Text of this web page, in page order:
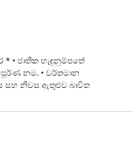
* • ජාතික හැඳුනුම්පතේ
නම. • වර්තමාන
සහ නිවස ඇතුළුව බාවිත